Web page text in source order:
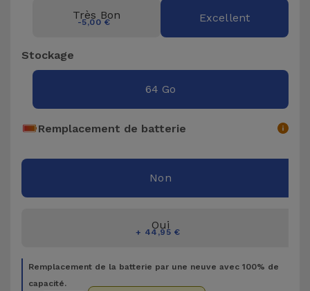
Portefeuilles,
Traceurs et
Auto et
d'ordinateur
Très Bon
-5,00 € Excellent
Stockage
64 Go
Remplacement de batterie
Non
Oui
+ 44,95 €
Remplacement de la batterie par une neuve avec 100% de
capacité.